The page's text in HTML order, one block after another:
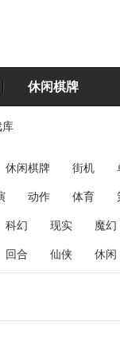
休闲棋牌
库
休闲棋牌 街机
动作 体育
第三人称射击 棋类
科幻 现实 魔幻
回合 仙侠 休闲